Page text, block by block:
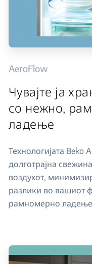
AeroFlow
Чувајте ја
со нежно,
ладење
Технологијата Beko
долготрајна
воздухот,
разлики во вашиот
рамномерно ладење